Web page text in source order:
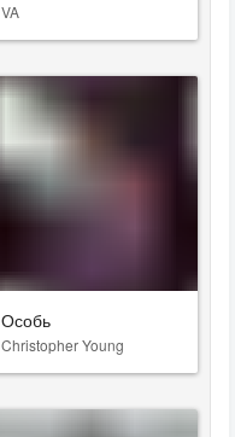
VA
Особь
Christopher Young